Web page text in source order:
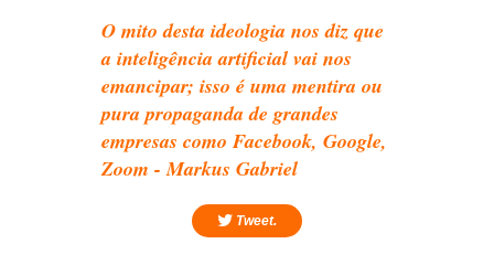
O mito desta ideologia nos diz que
a inteligência artificial vai nos
emancipar; isso é uma mentira ou
pura propaganda de grandes
empresas como Facebook, Google,
Zoom - Markus Gabriel
Tweet.